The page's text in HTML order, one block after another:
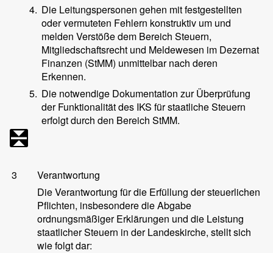
4. Die Leitungspersonen gehen mit festgestellten
oder vermuteten Fehlern konstruktiv um und
melden Verstöße dem Bereich Steuern,
Mitgliedschaftsrecht und Meldewesen im Dezernat
Finanzen (StMM) unmittelbar nach deren
Erkennen.
5. Die notwendige Dokumentation zur Überprüfung
der Funktionalität des IKS für staatliche Steuern
erfolgt durch den Bereich StMM.
3
Verantwortung
Die Verantwortung für die Erfüllung der steuerlichen
Pflichten, insbesondere die Abgabe
ordnungsmäßiger Erklärungen und die Leistung
staatlicher Steuern in der Landeskirche, stellt sich
wie folgt dar: